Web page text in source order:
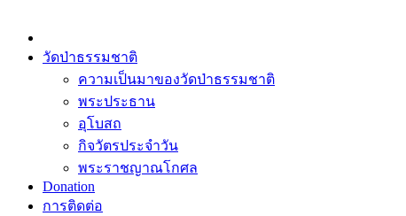
วัดป่าธรรมชาติ
ความเป็นมาของวัดป่าธรรมชาติ
พระประธาน
อุโบสถ
กิจวัตรประจำวัน
พระราชญาณโกศล
Donation
การติดต่อ